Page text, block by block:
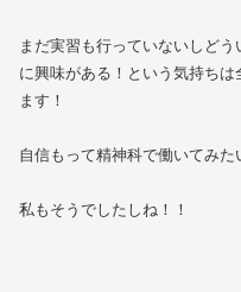
まだ実習も行っていないしど
に興味がある！という気持ち
ます！
自信もって精神科で働いてみ
私もそうでしたしね！！